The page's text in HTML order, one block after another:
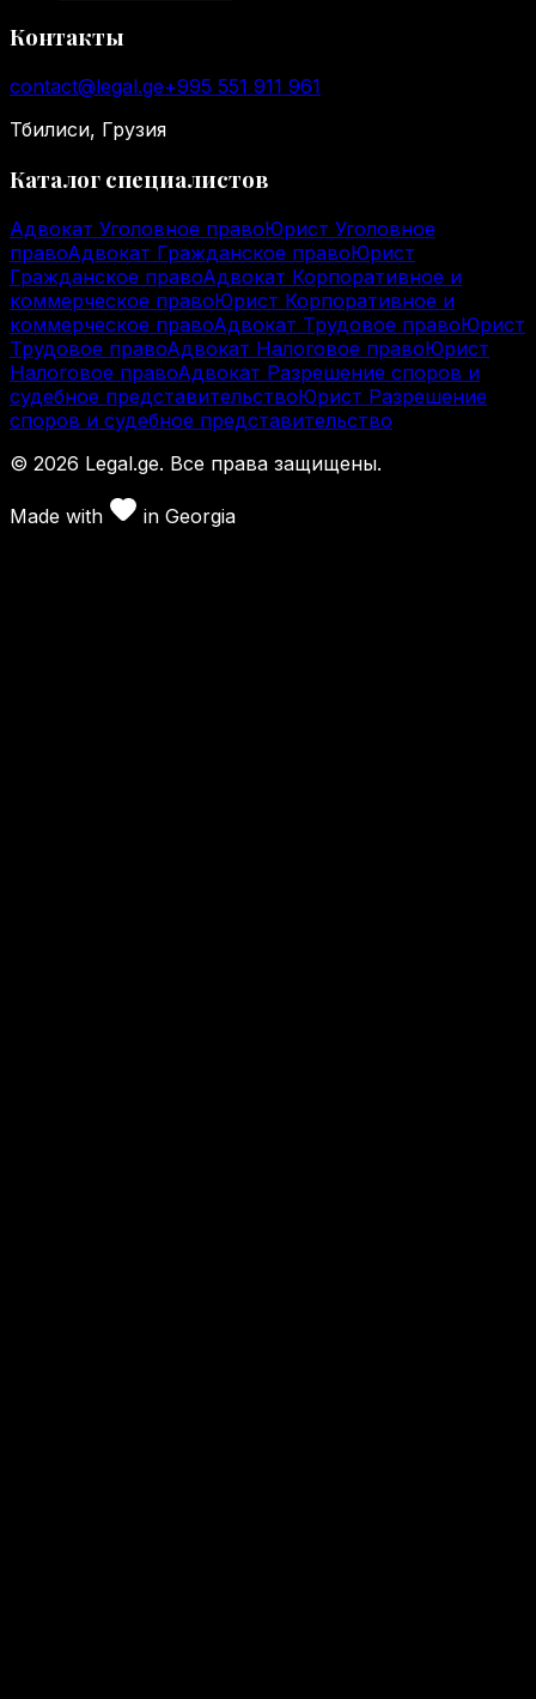
Контакты
contact@legal.ge+995 551 911 961
Тбилиси, Грузия
Каталог специалистов
Адвокат Уголовное правоЮрист Уголовное
правоАдвокат Гражданское правоЮрист
Гражданское правоАдвокат Корпоративное и
коммерческое правоЮрист Корпоративное и
коммерческое правоАдвокат Трудовое правоЮрист
Трудовое правоАдвокат Налоговое правоЮрист
Налоговое правоАдвокат Разрешение споров и
судебное представительствоЮрист Разрешение
споров и судебное представительство
© 2026 Legal.ge. Все права защищены.
Made with in Georgia